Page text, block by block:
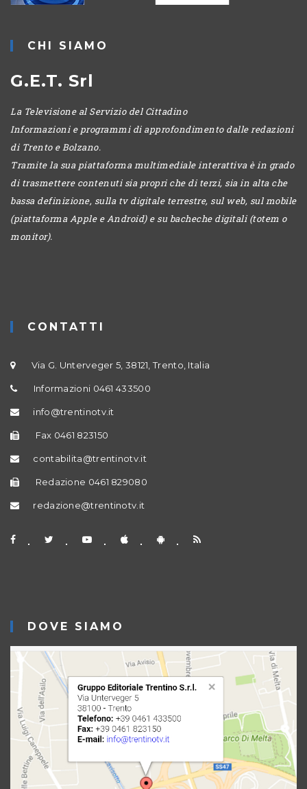
CHI SIAMO
G.E.T. Srl
La Televisione al Servizio del Cittadino
Informazioni e programmi di approfondimento dalle redazioni
di Trento e Bolzano.
Tramite la sua piattaforma multimediale interattiva è in grado
di trasmettere contenuti sia propri che di terzi, sia in alta che
bassa definizione, sulla tv digitale terrestre, sul web, sul mobile
(piattaforma Apple e Android) e su bacheche digitali (totem o
monitor).
CONTATTI
Via G. Unterveger 5, 38121, Trento, Italia
Informazioni 0461 433500
info@trentinotv.it
Fax 0461 823150
contabilita@trentinotv.it
Redazione 0461 829080
redazione@trentinotv.it
DOVE SIAMO